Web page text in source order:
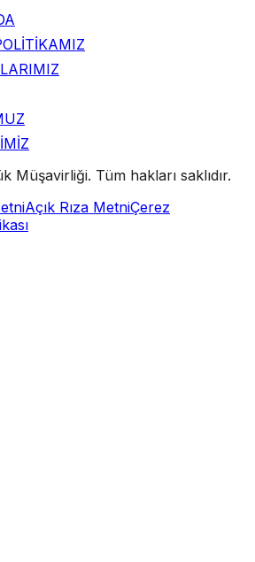
Müşavirliği. Tüm hakları saklıdır.
Açık Rıza MetniÇerez